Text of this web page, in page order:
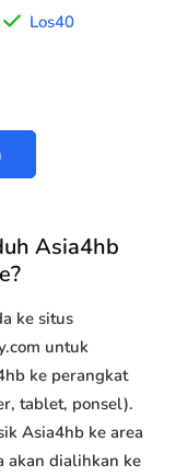
Los40
Asia4hb
ke situs
untuk
ke perangkat
tablet, ponsel).
Asia4hb ke area
akan dialihkan ke